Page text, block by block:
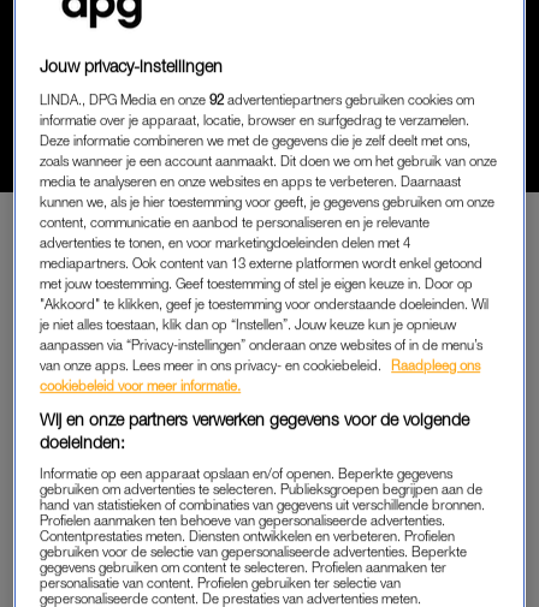
‘IN ONS BED LAG DE GROOTSTE
JUNK UIT DE BUURT’
PREMIUM
LEES VERDER MET
PREMIUM
Krijg onbeperkt toegang tot alle
artikelen
Lees LINDA.magazine online
Geniet van te gekke winacties en
lekkere puzzels
Jouw privacy-instellingen
LINDA., DPG Media en onze92 advertentiepartners gebruiken cookies om
informatie over je apparaat, locatie, browser en surfgedrag te verzamelen.
Deze informatie combineren we met de gegevens die je zelf deelt met ons,
zoals wanneer je een account aanmaakt. Dit doen we om het gebruik van onze
media te analyseren en onze websites en apps te verbeteren. Daarnaast
kunnen we, als je hier toestemming voor geeft, je gegevens gebruiken om onze
content, communicatie en aanbod te personaliseren en je relevante
advertenties te tonen, en voor marketingdoeleinden delen met 4
mediapartners. Ook content van 13 externe platformen wordt enkel getoond
met jouw toestemming. Geef toestemming of stel je eigen keuze in. Door op
"Akkoord" te klikken, geef je toestemming voor onderstaande doeleinden. Wil
je niet alles toestaan, klik dan op “Instellen”. Jouw keuze kun je opnieuw
aanpassen via “Privacy-instellingen” onderaan onze websites of in de menu’s
van onze apps. Lees meer in ons privacy- en cookiebeleid.
Raadpleeg ons
cookiebeleid voor meer informatie.
Wij en onze partners verwerken gegevens voor de volgende
doeleinden:
Informatie op een apparaat opslaan en/of openen. Beperkte gegevens
gebruiken om advertenties te selecteren. Publieksgroepen begrijpen aan de
hand van statistieken of combinaties van gegevens uit verschillende bronnen.
Profielen aanmaken ten behoeve van gepersonaliseerde advertenties.
Contentprestaties meten. Diensten ontwikkelen en verbeteren. Profielen
gebruiken voor de selectie van gepersonaliseerde advertenties. Beperkte
gegevens gebruiken om content te selecteren. Profielen aanmaken ter
personalisatie van content. Profielen gebruiken ter selectie van
gepersonaliseerde content. De prestaties van advertenties meten.